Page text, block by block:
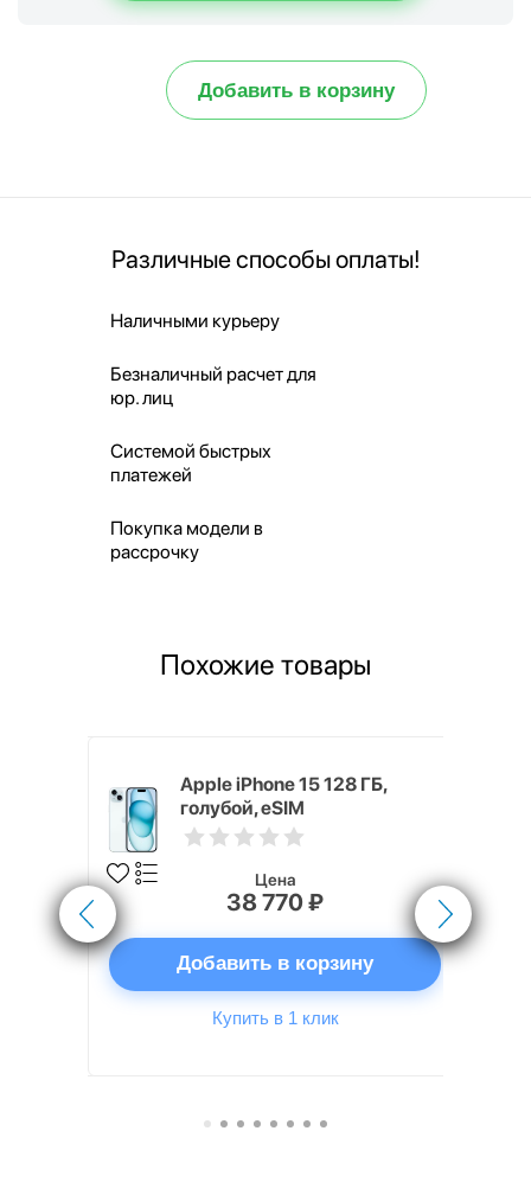
Добавить в корзину
Различные способы оплаты!
Наличными курьеру
Безналичный расчет для
юр. лиц
Системой быстрых
платежей
Покупка модели в
рассрочку
Похожие товары
Apple iPhone 15 128 ГБ,
голубой, eSIM
Цена
38 770 ₽
Добавить в корзину
Купить в 1 клик